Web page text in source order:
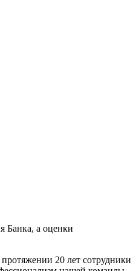
Банка, а оценки
20 лет сотрудники